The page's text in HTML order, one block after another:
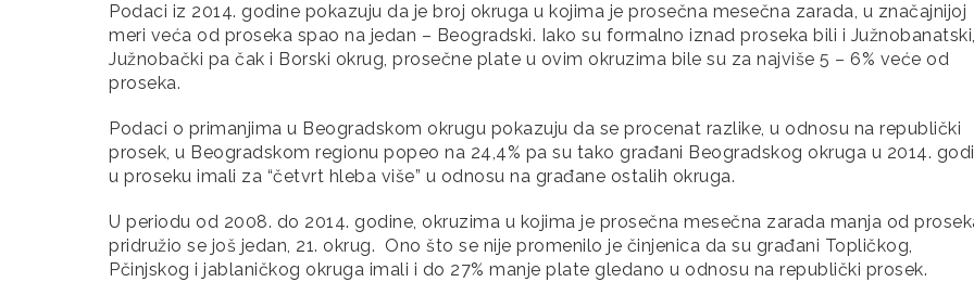
Podaci iz 2014. godine pokazuju da je broj okruga u kojima je prosečna mesečna zarada, u značajnijoj
meri veća od proseka spao na jedan – Beogradski. Iako su formalno iznad proseka bili i
Južnobački pa čak i Borski okrug, prosečne plate u ovim okruzima bile su za najviše 5 – 6% veće od
proseka.
Podaci o primanjima u Beogradskom okrugu pokazuju da se procenat razlike, u odnosu na republički
prosek, u Beogradskom regionu popeo na 24,4% pa su tako građani Beogradskog okruga u 2014.
u proseku imali za “četvrt hleba više” u odnosu na građane ostalih okruga.
U periodu od 2008. do 2014. godine, okruzima u kojima je prosečna mesečna zarada manja od
pridružio se još jedan, 21. okrug. Ono što se nije promenilo je činjenica da su građani Topličkog,
Pčinjskog i jablaničkog okruga imali i do 27% manje plate gledano u odnosu na republički prosek.